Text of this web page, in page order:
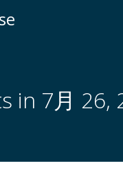
へ
ス
in 7月 26,